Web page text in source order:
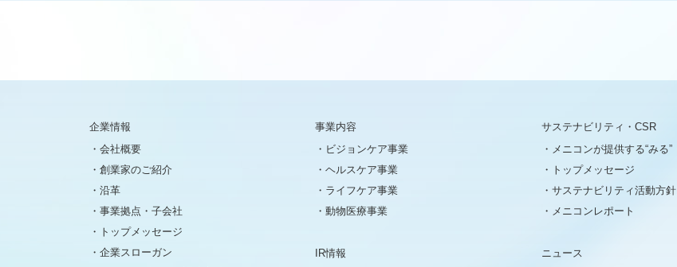
企業情報
会社概要
創業家のご紹介
沿革
事業拠点・子会社
トップメッセージ
企業スローガン
事業内容
ビジョンケア事業
ヘルスケア事業
ライフケア事業
動物医療事業
IR情報
サステナビリティ・CSR
メニコンが提供する“みる”
トップメッセージ
サステナビリティ活動方針
メニコンレポート
ニュース